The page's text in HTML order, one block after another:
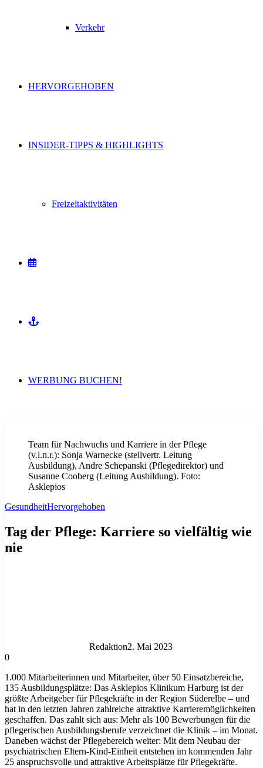
Verkehr
HERVORGEHOBEN
INSIDER-TIPPS & HIGHLIGHTS
Freizeitaktivitäten
VERANSTALTUNGEN
MITMACHEN
WERBUNG BUCHEN!
Team für Nachwuchs und Karriere in der Pflege
(v.l.n.r.): Sonja Warnecke (stellvertr. Leitung
Ausbildung), Andre Schepanski (Pflegedirektor) und
Susanne Cooberg (Leitung Ausbildung). Foto:
Asklepios
GesundheitHervorgehoben
Tag der Pflege: Karriere so vielfältig wie
nie
Redaktion2. Mai 2023
0
1.000 Mitarbeiterinnen und Mitarbeiter, über 50 Einsatzbereiche,
135 Ausbildungsplätze: Das Asklepios Klinikum Harburg ist der
größte Arbeitgeber für Pflegekräfte in der Region Süderelbe – und
hat in den letzten Jahren zahlreiche attraktive Karrieremöglichkeiten
geschaffen. Das zahlt sich aus: Mehr als 100 Bewerbungen für die
pflegerischen Ausbildungsberufe verzeichnet die Klinik – im Monat.
Daneben wächst der Pflegebereich weiter: Mit dem Neubau der
psychiatrischen Eltern-Kind-Einheit entstehen im kommenden Jahr
25 anspruchsvolle und attraktive Arbeitsplätze für Pflegekräfte.